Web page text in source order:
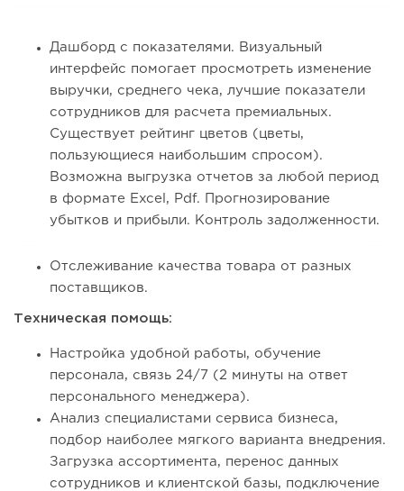
Дашборд с показателями. Визуальный
интерфейс помогает просмотреть изменение
выручки, среднего чека, лучшие показатели
сотрудников для расчета премиальных.
Существует рейтинг цветов (цветы,
пользующиеся наибольшим спросом).
Возможна выгрузка отчетов за любой период
в формате Excel, Pdf. Прогнозирование
убытков и прибыли. Контроль задолженности.
Отслеживание качества товара от разных
поставщиков.
Техническая помощь:
Настройка удобной работы, обучение
персонала, связь 24/7 (2 минуты на ответ
персонального менеджера).
Анализ специалистами сервиса бизнеса,
подбор наиболее мягкого варианта внедрения.
Загрузка ассортимента, перенос данных
сотрудников и клиентской базы, подключение